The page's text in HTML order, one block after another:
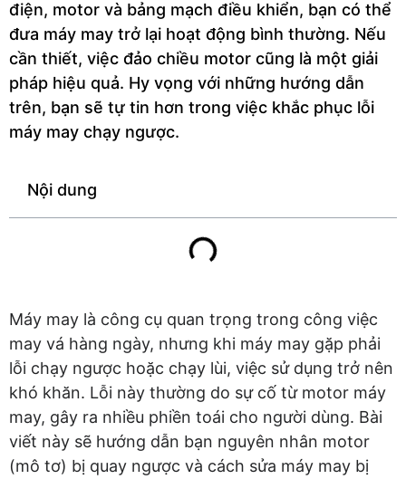
điện, motor và bảng mạch điều khiển, bạn có thể
đưa máy may trở lại hoạt động bình thường. Nếu
cần thiết, việc đảo chiều motor cũng là một giải
pháp hiệu quả. Hy vọng với những hướng dẫn
trên, bạn sẽ tự tin hơn trong việc khắc phục lỗi
máy may chạy ngược.
Nội dung
Máy may là công cụ quan trọng trong công việc
may vá hàng ngày, nhưng khi máy may gặp phải
lỗi chạy ngược hoặc chạy lùi, việc sử dụng trở nên
khó khăn. Lỗi này thường do sự cố từ motor máy
may, gây ra nhiều phiền toái cho người dùng. Bài
viết này sẽ hướng dẫn bạn nguyên nhân motor
(mô tơ) bị quay ngược và cách sửa máy may bị